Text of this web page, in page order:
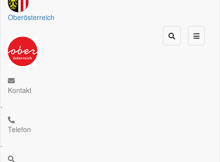
Oberösterreich
Kontakt
.
Telefon
.